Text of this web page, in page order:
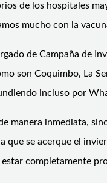
de los hospitales
mucho con la
de Campaña de
son Coquimbo, La
incluso por
manera inmediata,
que se acerque el
completamente